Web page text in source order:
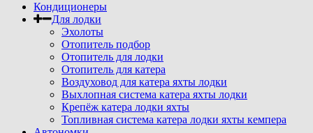
Кондиционеры
Для лодки
Эхолоты
Отопитель подбор
Отопитель для лодки
Отопитель для катера
Воздуховод для катера яхты лодки
Выхлопная система катера яхты лодки
Крепёж катера лодки яхты
Топливная система катера лодки яхты кемпера